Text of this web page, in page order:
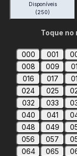
Disponíveis
(250)
Toque no
000 001
008
009
016
017
024
025
032
033
040
041
048
049
056
057
064
065